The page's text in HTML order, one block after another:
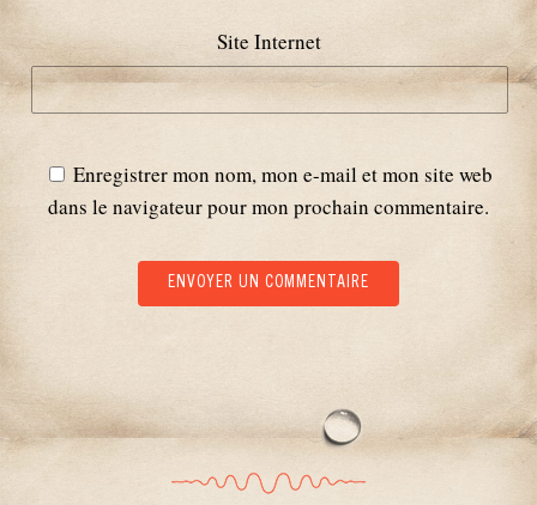
Site Internet
Enregistrer mon nom, mon e-mail et mon site web
dans le navigateur pour mon prochain commentaire.